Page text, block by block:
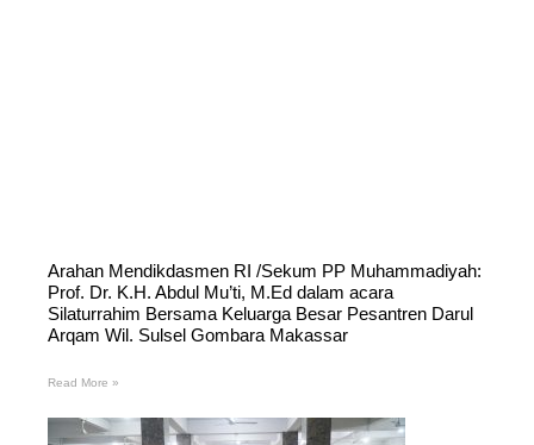
Arahan Mendikdasmen RI /Sekum PP Muhammadiyah:
Prof. Dr. K.H. Abdul Mu’ti, M.Ed dalam acara
Silaturrahim Bersama Keluarga Besar Pesantren Darul
Arqam Wil. Sulsel Gombara Makassar
Read More »